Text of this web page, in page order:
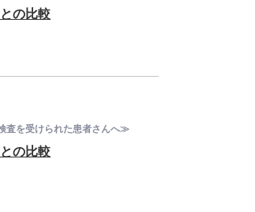
の比較
査を受けられた患者さんへ≫
の比較